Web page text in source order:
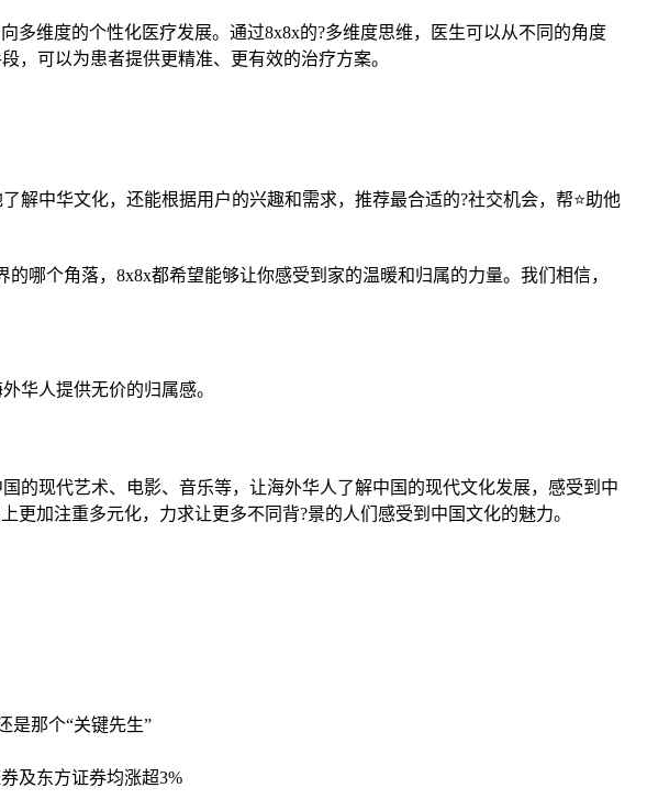
多维度的个性化医疗发展。通过8x8x的?多维度思维，医生可以从不同的角度
，可以为患者提供更精准、更有效的治疗方案。
中华文化，还能根据用户的兴趣和需求，推荐最合适的?社交机会，帮⭐助他
哪个角落，8x8x都希望能够让你感受到家的温暖和归属的力量。我们相信，
华人提供无价的归属感。
的现代艺术、电影、音乐等，让海外华人了解中国的现代文化发展，感受到中
加注重多元化，力求让更多不同背?景的人们感受到中国文化的魅力。
是那个“关键先生”
及东方证券均涨超3%